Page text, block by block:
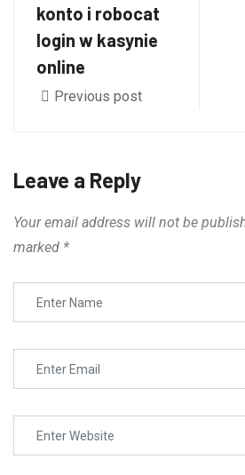
konto i robocat
login w kasynie
online
Previous post
Leave a Reply
Your email address will not be
marked *